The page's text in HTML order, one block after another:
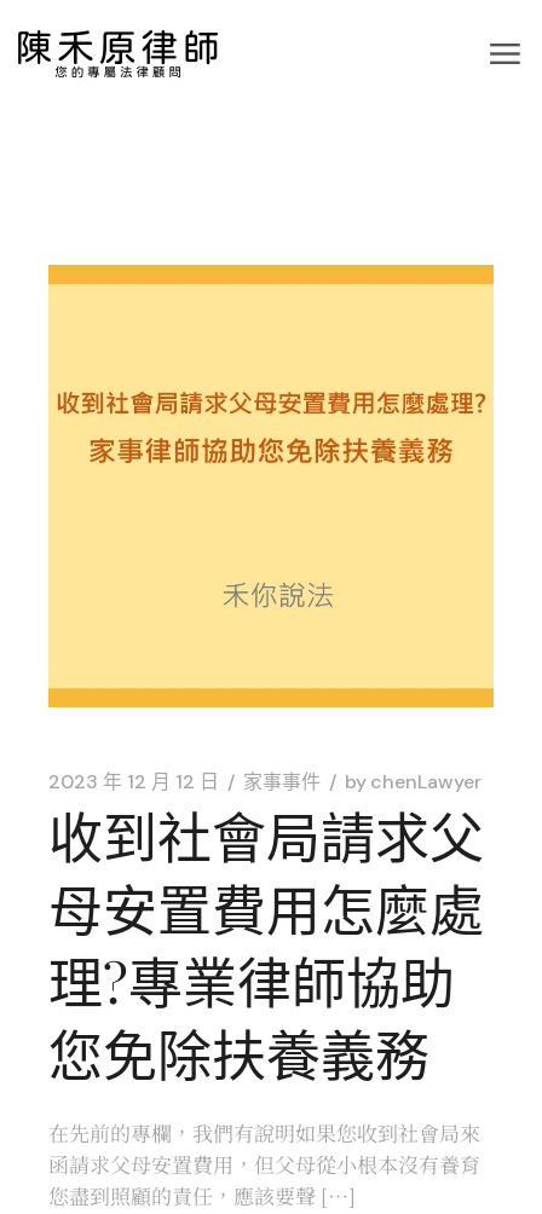
2023 年 12 月 12 日 家事事件 bychenLawyer
收到社會局請求父
母安置費用怎麼處
理?專業律師協助
您免除扶養義務
在先前的專欄，我們有說明如果您收到社會局來
函請求父母安置費用，但父母從小根本沒有養育
您盡到照顧的責任，應該要聲 […]